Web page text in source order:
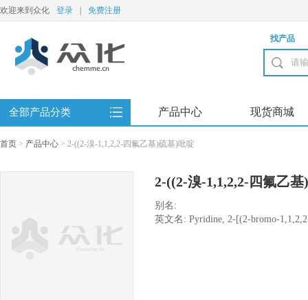
欢迎来到众化 登录 免费注册
找产品
全部产品分类 产品中心 现货商城
首页 > 产品中心 > 2-((2-溴-1,1,2,2-四氟乙基)硫基)吡啶
2-((2-溴-1,1,2,2-四氟乙
别名:
英文名: Pyridine, 2-[(2-bromo-